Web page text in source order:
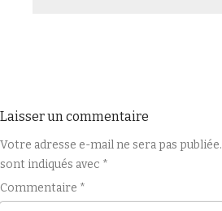
Laisser un commentaire
Votre adresse e-mail ne sera pas publiée.
sont indiqués avec *
Commentaire *